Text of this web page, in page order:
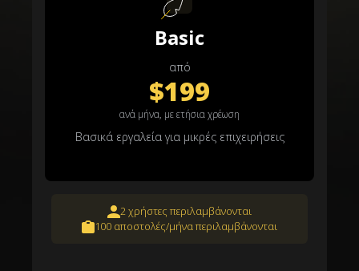
Basic
από
$199
ανά μήνα, με ετήσια χρέωση
Βασικά εργαλεία για μικρές επιχειρήσεις
2 χρήστες περιλαμβάνονται
100 αποστολές/μήνα περιλαμβάνονται